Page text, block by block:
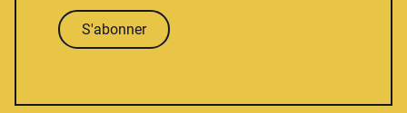
S'abonner